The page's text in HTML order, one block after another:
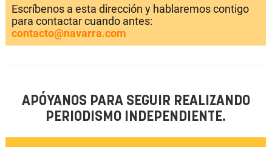
Escríbenos a esta dirección y hablaremos contigo
para contactar cuando antes:
contacto@navarra.com
APÓYANOS PARA SEGUIR REALIZANDO
PERIODISMO INDEPENDIENTE.